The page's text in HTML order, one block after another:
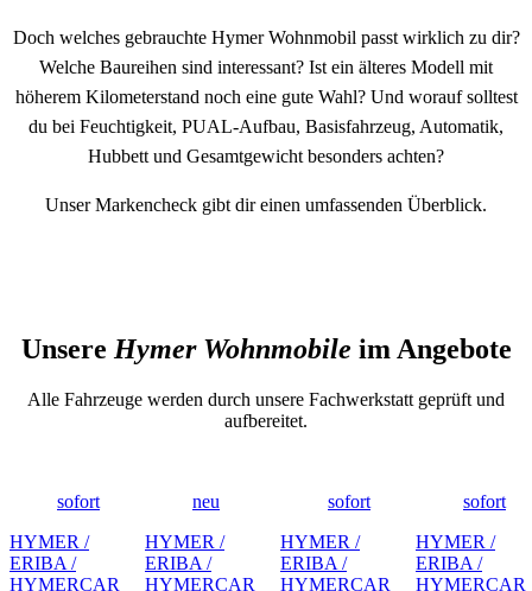
Doch welches gebrauchte Hymer Wohnmobil passt wirklich zu dir?
Welche Baureihen sind interessant? Ist ein älteres Modell mit
höherem Kilometerstand noch eine gute Wahl? Und worauf solltest
du bei Feuchtigkeit, PUAL-Aufbau, Basisfahrzeug, Automatik,
Hubbett und Gesamtgewicht besonders achten?
Unser Markencheck gibt dir einen umfassenden Überblick.
Unsere Hymer Wohnmobile im Angebote
Alle Fahrzeuge werden durch unsere Fachwerkstatt geprüft und
aufbereitet.
sofort
HYMER /
ERIBA /
HYMERCAR
neu
HYMER /
ERIBA /
HYMERCAR
sofort
HYMER /
ERIBA /
HYMERCAR
sofort
HYMER /
ERIBA /
HYMERCAR